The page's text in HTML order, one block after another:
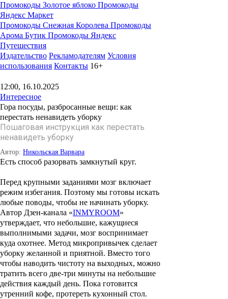
Промокоды Золотое яблоко Промокоды
Яндекс Маркет
Промокоды Снежная Королева Промокоды
Арома Бутик Промокоды Яндекс
Путешествия
Издательство Рекламодателям Условия
использования Контакты 16+
12:00, 16.10.2025
Интересное
Гора посуды, разбросанные вещи: как
перестать ненавидеть уборку
Пошаговая инструкция как перестать
ненавидеть уборку
Автор: Никольская Варвара
Есть способ разорвать замкнутый круг.
Перед крупными заданиями мозг включает
режим избегания. Поэтому мы готовы искать
любые поводы, чтобы не начинать уборку.
Автор Дзен-канала «INMYROOM»
утверждает, что небольшие, кажущиеся
выполнимыми задачи, мозг воспринимает
куда охотнее. Метод микропривычек сделает
уборку желанной и приятной. Вместо того
чтобы наводить чистоту на выходных, можно
тратить всего две-три минуты на небольшие
действия каждый день. Пока готовится
утренний кофе, протереть кухонный стол.